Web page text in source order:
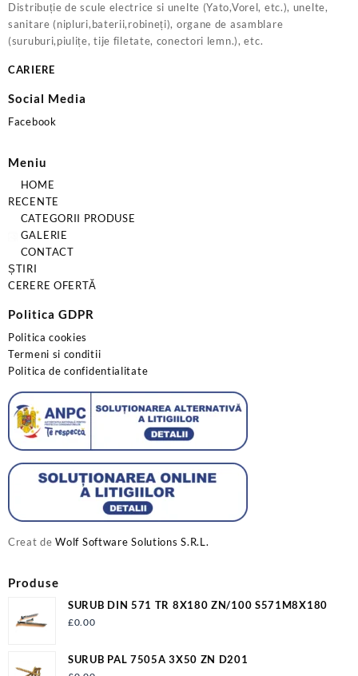
Distribuție de scule electrice si unelte (Yato,Vorel, etc.), unelte,
sanitare (nipluri,baterii,robineți), organe de asamblare
(suruburi,piulițe, tije filetate, conectori lemn.), etc.
CARIERE
Social Media
Facebook
Meniu
HOME
RECENTE
CATEGORII PRODUSE
GALERIE
CONTACT
ȘTIRI
CERERE OFERTĂ
Politica GDPR
Politica cookies
Termeni si conditii
Politica de confidentialitate
Creat deWolf Software Solutions S.R.L.
Produse
SURUB DIN 571 TR 8X180 ZN/100 S571M8X180
£0.00
SURUB PAL 7505A 3X50 ZN D201